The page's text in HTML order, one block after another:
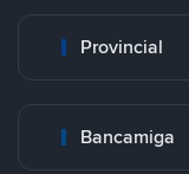
Provincial
Bancamiga